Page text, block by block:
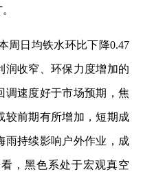
周日均铁水环比下降0.47
润收窄、环保力度增加的
调速度好于市场预期，焦
较前期有所增加，短期成
雨持续影响户外作业，成
，黑色系处于宏观真空